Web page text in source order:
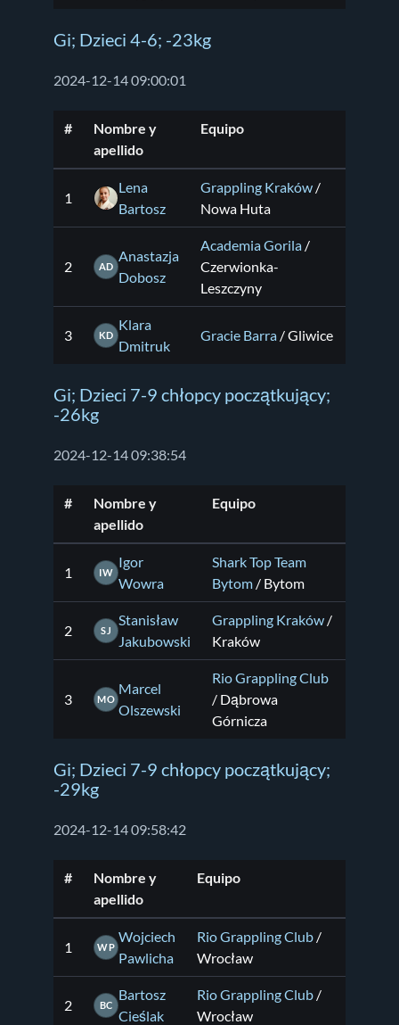
Gi; Dzieci 4-6; -23kg
2024-12-14 09:00:01
#
Nombre y
apellido
Equipo
1
Lena
Bartosz
Grappling Kraków /
Nowa Huta
2 AD
Anastazja
Dobosz
Academia Gorila /
Czerwionka-
Leszczyny
3 KD
Klara
Dmitruk
Gracie Barra / Gliwice
Gi; Dzieci 7-9 chłopcy początkujący;
-26kg
2024-12-14 09:38:54
#
Nombre y
apellido
Equipo
1 IW
Igor
Wowra
Shark Top Team
Bytom / Bytom
2 SJ
Stanisław
Jakubowski
Grappling Kraków /
Kraków
3 MO
Marcel
Olszewski
Rio Grappling Club
/ Dąbrowa
Górnicza
Gi; Dzieci 7-9 chłopcy początkujący;
-29kg
2024-12-14 09:58:42
#
Nombre y
apellido
Equipo
1 WP
Wojciech
Pawlicha
Rio Grappling Club /
Wrocław
2 BC
Bartosz
Cieślak
Rio Grappling Club /
Wrocław